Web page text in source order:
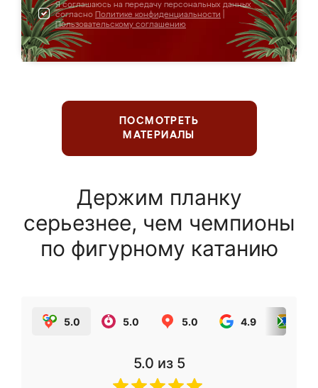
Я соглашаюсь на передачу персональных данных
согласно Политике конфиденциальности
Пользовательскому соглашению
ПОСМОТРЕТЬ
МАТЕРИАЛЫ
Держим планку
серьезнее, чем чемпионы
по фигурному катанию
5.0 5.0 5.0 4.9
5.0 из 5